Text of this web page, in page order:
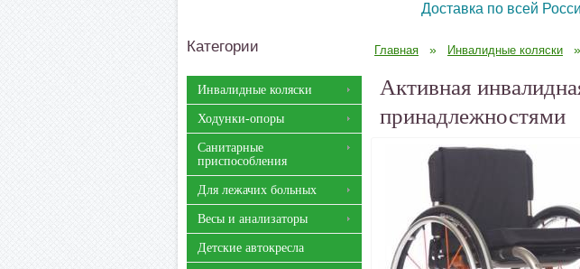
Доставка по всей
Категории
Инвалидные коляски
Ходунки-опоры
Санитарные
приспособления
Для лежачих больных
Весы и анализаторы
Детские автокресла
Главная » Инвалидные коляски »
Активная
принадлежностями